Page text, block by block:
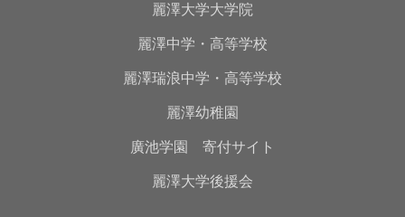
麗澤大学大学院
麗澤中学・高等学校
麗澤瑞浪中学・高等学校
麗澤幼稚園
廣池学園 寄付サイト
麗澤大学後援会